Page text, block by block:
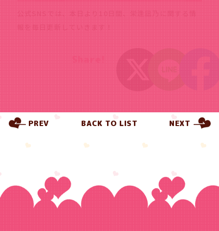
公式SNSでは、本日より10日間、栄逢凪乃に関する情
報を毎日更新していきます！
PREV BACK TO LIST NEXT